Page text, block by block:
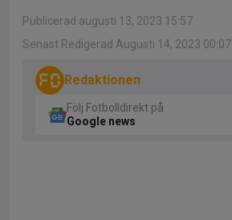
Publicerad augusti 13, 2023 15:57
Senast Redigerad Augusti 14, 2023 00:07
Redaktionen
Följ Fotbolldirekt på
Google news